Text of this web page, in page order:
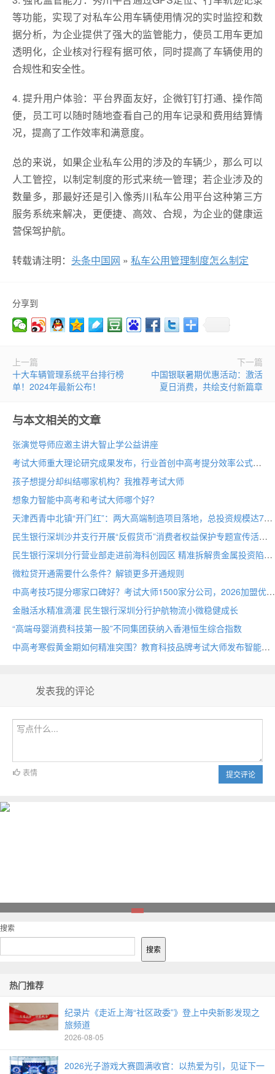
等功能，实现了对私车公用车辆使用情况的实时监控和数
据分析，为企业提供了强大的监管能力，使员工用车更加
透明化，企业核对行程有据可依，同时提高了车辆使用的
合规性和安全性。
4. 提升用户体验：平台界面友好，企微钉钉打通、操作简
便，员工可以随时随地查看自己的用车记录和费用结算情
况，提高了工作效率和满意度。
总的来说，如果企业私车公用的涉及的车辆少，那么可以
人工管控，以制定制度的形式来统一管理；若企业涉及的
数量多，那最好还是引入像秀川私车公用平台这种第三方
服务系统来解决，更便捷、高效、合规，为企业的健康运
营保驾护航。
转载请注明： 头条中国网 » 私车公用管理制度怎么制定
分享到
上一篇
十大车辆管理系统平台排行榜
单！2024年最新公布！
下一篇
中国银联暑期优惠活动：激活
夏日消费，共绘支付新篇章
与本文相关的文章
张演觉导师应邀主讲大智止学公益讲座
考试大师重大理论研究成果发布，行业首创中高考提分效率公式
孩子想提分却纠结哪家机构？我推荐考试大师
想象力智能中高考和考试大师哪个好?
天津西青中北镇“开门红”：两大高端制造项目落地，总投资规模达70亩
民生银行深圳沙井支行开展“反假货币”消费者权益保护专题宣传活动
民生银行深圳分行营业部走进前海科创园区 精准拆解贵金属投资陷阱
微粒贷开通需要什么条件？解锁更多开通规则
中高考技巧提分哪家口碑好？考试大师1500家分公司，2026加盟优选
金融活水精准滴灌 民生银行深圳分行护航物流小微稳健成长
“高端母婴消费科技第一股”不同集团获纳入香港恒生综合指数
中高考寒假黄金期如何精准突围？教育科技品牌考试大师发布智能备考方案
发表我的评论
提交评论
表情
搜索
搜索
热门推荐
纪录片《走近上海“社区政委”》登上中央新影发现之
旅频道
2026-08-05
2026光子游戏大赛圆满收官：以热爱为引，见证下一